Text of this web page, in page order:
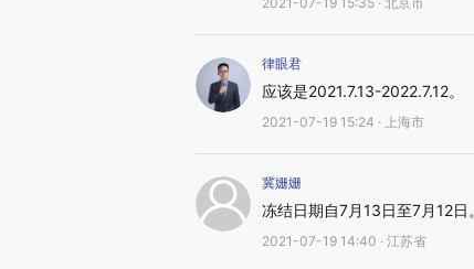
律眼君
应该是2021.7.13-2022.7.12。
2021-07-19 15:24 · 上海市
冀姗姗
冻结日期自7月13日至7月12
2021-07-19 14:40 · 江苏省